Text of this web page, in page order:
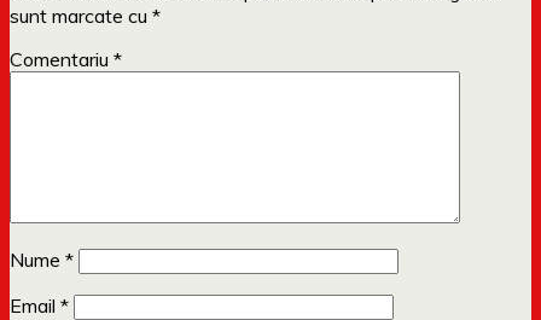
sunt marcate cu *
Comentariu *
Nume *
Email *